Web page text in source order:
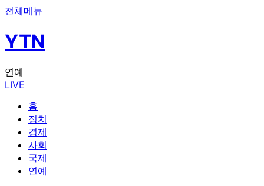
전체메뉴
YTN
연예
LIVE
홈
정치
경제
사회
국제
연예